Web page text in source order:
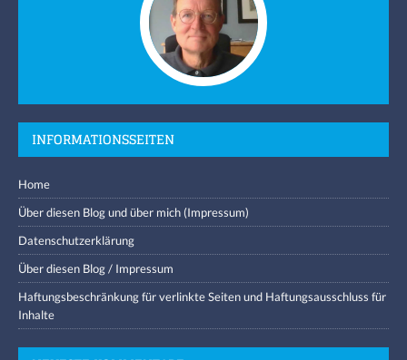
INFORMATIONSSEITEN
Home
Über diesen Blog und über mich (Impressum)
Datenschutzerklärung
Über diesen Blog / Impressum
Haftungsbeschränkung für verlinkte Seiten und Haftungsausschluss für
Inhalte